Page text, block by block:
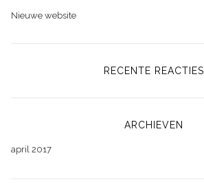
Nieuwe website
RECENTE REACTIES
ARCHIEVEN
april 2017